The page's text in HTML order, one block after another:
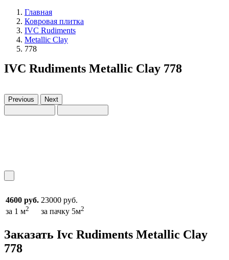
Главная
Ковровая плитка
IVC Rudiments
Metallic Clay
778
IVC Rudiments Metallic Clay 778
Previous Next
4600 руб.
за 1 м2
23000 руб.
за пачку 5м2
Заказать Ivc Rudiments Metallic Clay
778